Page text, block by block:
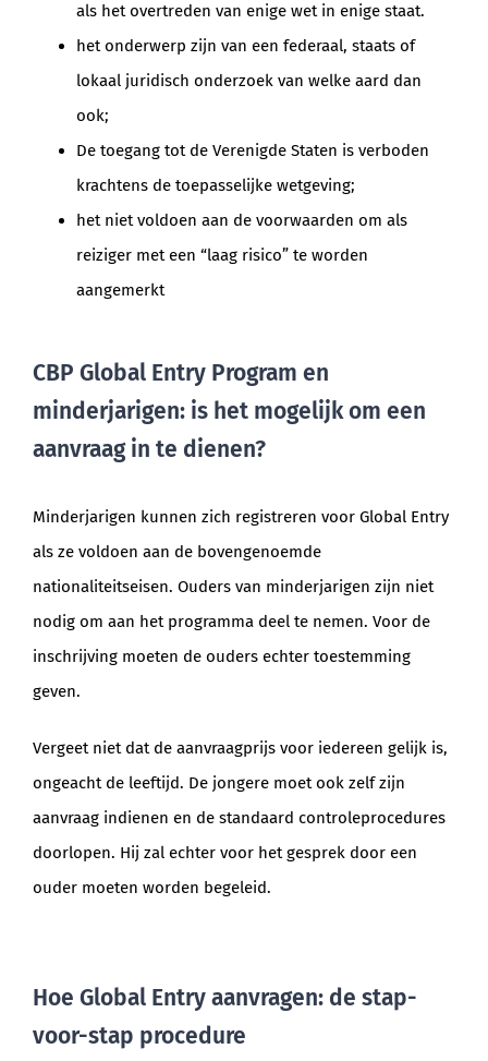
als het overtreden van enige wet in enige staat.
het onderwerp zijn van een federaal, staats of
lokaal juridisch onderzoek van welke aard dan
ook;
De toegang tot de Verenigde Staten is verboden
krachtens de toepasselijke wetgeving;
het niet voldoen aan de voorwaarden om als
reiziger met een “laag risico” te worden
aangemerkt
CBP Global Entry Program en
minderjarigen: is het mogelijk om een
aanvraag in te dienen?
Minderjarigen kunnen zich registreren voor Global Entry
als ze voldoen aan de bovengenoemde
nationaliteitseisen. Ouders van minderjarigen zijn niet
nodig om aan het programma deel te nemen. Voor de
inschrijving moeten de ouders echter toestemming
geven.
Vergeet niet dat de aanvraagprijs voor iedereen gelijk is,
ongeacht de leeftijd. De jongere moet ook zelf zijn
aanvraag indienen en de standaard controleprocedures
doorlopen. Hij zal echter voor het gesprek door een
ouder moeten worden begeleid.
Hoe Global Entry aanvragen: de stap-
voor-stap procedure